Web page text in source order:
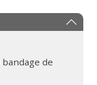
bandage de